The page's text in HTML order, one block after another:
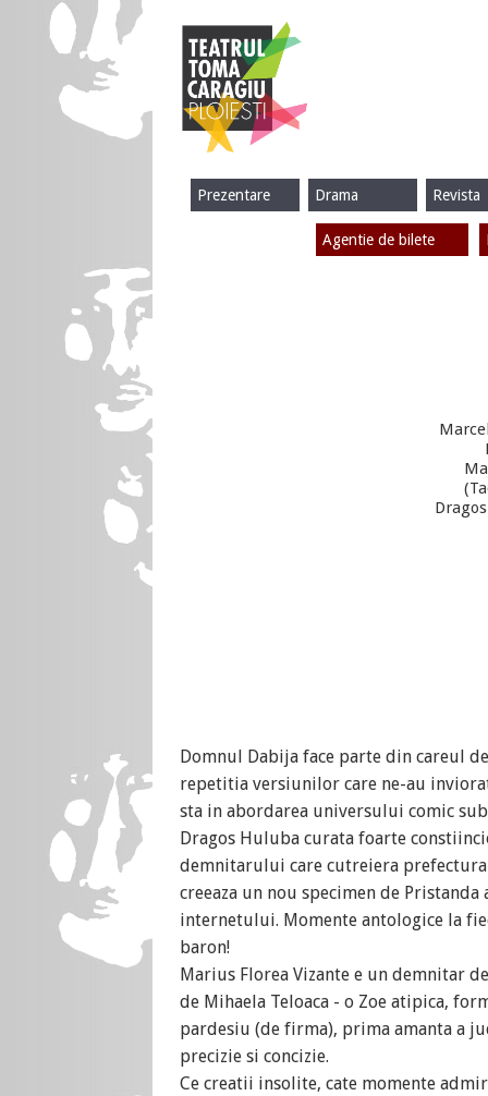
Revista
Drama
Prezentare
Agentie de bilete
Domnul Dabija face parte din careul
repetitia versiunilor care ne-au
sta in abordarea universului comic
Dragos Huluba curata foarte
demnitarului care cutreiera
creeaza un nou specimen de
internetului. Momente antologice la
baron!
Marius Florea Vizante e un demnitar
de Mihaela Teloaca - o Zoe atipica,
pardesiu (de firma), prima amanta a
precizie si concizie.
Ce creatii insolite, cate momente